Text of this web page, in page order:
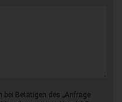
bei Betätigen des „Anfrage